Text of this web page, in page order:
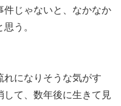
件じゃないと、なかなか
う。
れになりそうな気がす
して、数年後に生きて見